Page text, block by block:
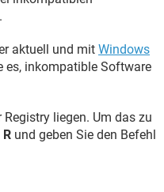
aktuell und mit Windows
es, inkompatible Software
liegen. Um das zu
R und geben Sie den Befehl